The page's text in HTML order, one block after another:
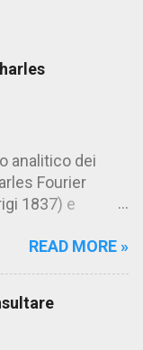
analitico dei
Fourier
1837) e
una raccolta di
che ritiene
per averlo
READ MORE »